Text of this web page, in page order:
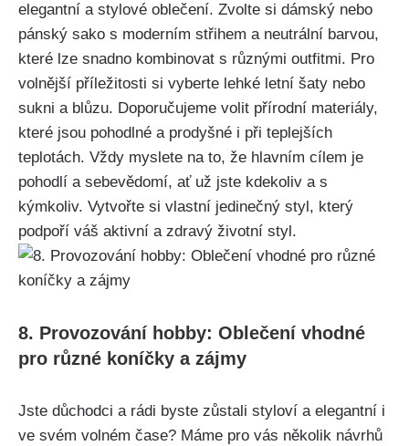
elegantní a stylové ‍oblečení. Zvolte si dámský nebo
pánský sako‍ s moderním ⁢střihem a neutrální barvou,
které lze snadno kombinovat s různými outfitmi.⁣ Pro
volnější‍ příležitosti⁢ si vyberte lehké letní šaty ⁢nebo⁣
sukni a blůzu. Doporučujeme volit ​přírodní ​materiály,
které ⁤jsou pohodlné​ a⁢ prodyšné i při teplejších‌
teplotách. Vždy myslete‌ na​ to,‍ že hlavním cílem je
pohodlí ⁢a sebevědomí, ať už⁣ jste kdekoliv a s
kýmkoliv. Vytvořte si ‍vlastní jedinečný ​styl, který
podpoří váš aktivní a zdravý životní styl.
8. Provozování hobby:‌ Oblečení vhodné
pro různé⁤ koníčky a zájmy
Jste důchodci a⁤ rádi byste zůstali styloví⁣ a elegantní i
ve svém volném čase? ⁤Máme pro vás ⁢několik návrhů